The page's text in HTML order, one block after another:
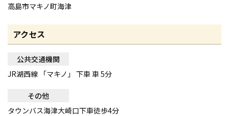
高島市マキノ町海津
アクセス
公共交通機関
JR湖西線 「マキノ」 下車 車 5分
その他
タウンバス海津大崎口下車徒歩4分